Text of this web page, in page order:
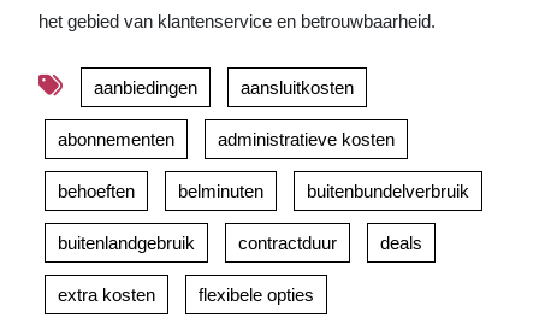
het gebied van klantenservice en betrouwbaarheid.
aanbiedingen aansluitkosten
abonnementen administratieve kosten
behoeften belminuten buitenbundelverbruik
buitenlandgebruik contractduur deals
extra kosten flexibele opties